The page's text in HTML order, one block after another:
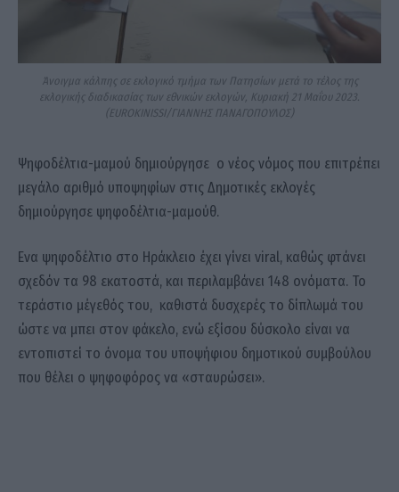
Άνοιγμα κάλπης σε εκλογικό τμήμα των Πατησίων μετά το τέλος της
εκλογικής διαδικασίας των εθνικών εκλογών, Κυριακή 21 Μαΐου 2023.
(EUROKINISSI/ΓΙΑΝΝΗΣ ΠΑΝΑΓΟΠΟΥΛΟΣ)
Ψηφοδέλτια-μαμού δημιούργησε ο νέος νόµος που επιτρέπει
µεγάλο αριθµό υποψηφίων στις Δημοτικές εκλογές
δηµιούργησε ψηφοδέλτια-µαµούθ.
Ενα ψηφοδέλτιο στο Ηράκλειο έχει γίνει viral, καθώς φτάνει
σχεδόν τα 98 εκατοστά, και περιλαμβάνει 148 ονόματα. Το
τεράστιο μέγεθός του, καθιστά δυσχερές το δίπλωμά του
ώστε να μπει στον φάκελο, ενώ εξίσου δύσκολο είναι να
εντοπιστεί το όνομα του υποψήφιου δημοτικού συμβούλου
που θέλει ο ψηφοφόρος να «σταυρώσει».